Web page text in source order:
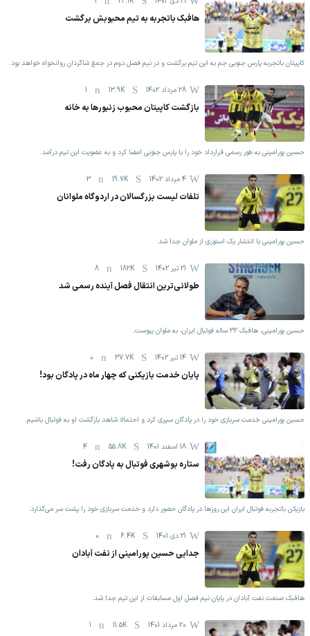
هافبک باتجربه به تیم محبوبش برگشت
کاپیتان باتجربه پارس جنوبی جم به این تیم برگشت و در نیم فصل دوم در جمع شاگردان روانخواه خواهد بود.
28 مرداد 1402 13.9K
1
بازگشت کاپیتان محبوب زنبورها به خانه
حسین پورامینی به طور رسمی قرارداد خود را با پارس جنوبی امضا کرد و به عضویت این تیم درآمد.
4 مرداد 1402 19.7K
3
تلفات لیست بزرگسالان در اردوگاه ملوانان
حسین پورامینی با انتشار یک استوری از ملوان جدا شد.
21 تیر 1402 182K
8
طولانی‌ترین انتقال فصل آینده رسمی شد
حسین پورامینی، هافبک 32 ساله فوتبال ایران، به ملوان پیوست.
14 تیر 1402 37.7K
0
پایان خدمت بازیکنی که چهار ماه در پادگان بود!
حسین پورامینی خدمت سربازی خود را در پادگان سپری کرد و احتمالا شاهد بازگشت او به فوتبال باشیم.
18 اسفند 1401 55.8K
4
ستاره بوشهری فوتبال به پادگان رفت!
بازیکن باتجربه فوتبال ایران این روزها در پادگان حضور دارد و خدمت سربازی خود را پشت سر می‌گذارد.
21 دی 1401 6.4K
0
جدایی حسین پورامینی از نفت آبادان
هافبک صنعت نفت آبادان در پایان نیم فصل اول مسابقات از این تیم جدا شد.
20 مرداد 1401 11.5K
1